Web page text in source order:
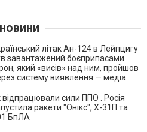
літак Ан-124 в Лейпцигу
завантажений боєприпасами.
який «висів» над ним, пройшов
систему виявлення — медіа
відпрацювали сили ППО . Росія
ракети "Онікс", Х-31П та
БпЛА